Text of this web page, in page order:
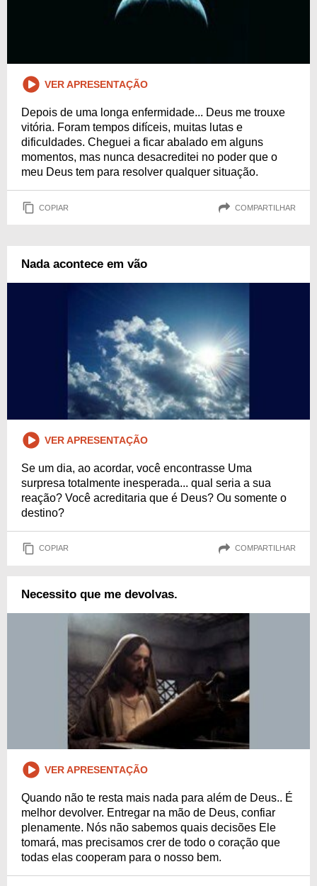
VER APRESENTAÇÃO
Depois de uma longa enfermidade... Deus me trouxe
vitória. Foram tempos difíceis, muitas lutas e
dificuldades. Cheguei a ficar abalado em alguns
momentos, mas nunca desacreditei no poder que o
meu Deus tem para resolver qualquer situação.
COPIAR COMPARTILHAR
Nada acontece em vão
VER APRESENTAÇÃO
Se um dia, ao acordar, você encontrasse Uma
surpresa totalmente inesperada... qual seria a sua
reação? Você acreditaria que é Deus? Ou somente o
destino?
COPIAR COMPARTILHAR
Necessito que me devolvas.
VER APRESENTAÇÃO
Quando não te resta mais nada para além de Deus.. É
melhor devolver. Entregar na mão de Deus, confiar
plenamente. Nós não sabemos quais decisões Ele
tomará, mas precisamos crer de todo o coração que
todas elas cooperam para o nosso bem.